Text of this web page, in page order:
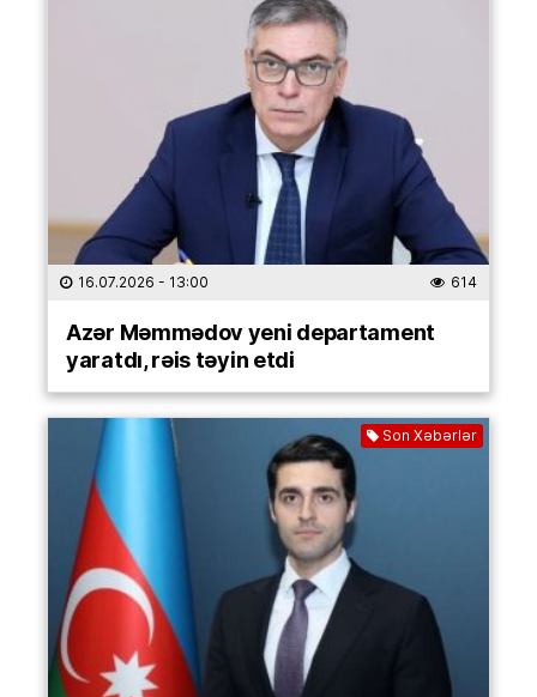
16.07.2026 - 13:00 614
Azər Məmmədov yeni departament
yaratdı, rəis təyin etdi
Son Xəbərlər